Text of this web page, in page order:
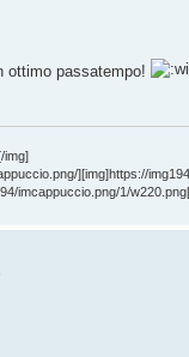
ottimo passatempo!
img]
][img]https://
imcappuccio.png/1/